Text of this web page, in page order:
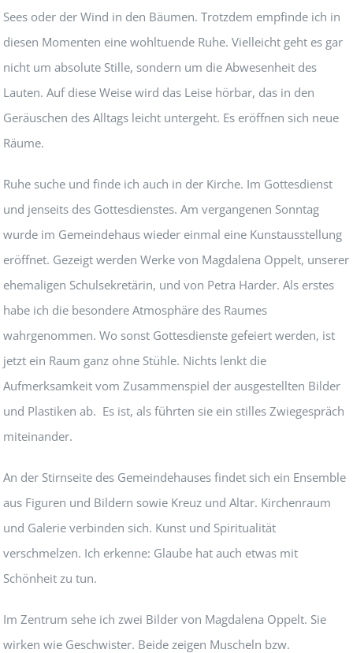
Sees oder der Wind in den Bäumen. Trotzdem empfinde ich in
diesen Momenten eine wohltuende Ruhe. Vielleicht geht es gar
nicht um absolute Stille, sondern um die Abwesenheit des
Lauten. Auf diese Weise wird das Leise hörbar, das in den
Geräuschen des Alltags leicht untergeht. Es eröffnen sich neue
Räume.
Ruhe suche und finde ich auch in der Kirche. Im Gottesdienst
und jenseits des Gottesdienstes. Am vergangenen Sonntag
wurde im Gemeindehaus wieder einmal eine Kunstausstellung
eröffnet. Gezeigt werden Werke von Magdalena Oppelt, unserer
ehemaligen Schulsekretärin, und von Petra Harder. Als erstes
habe ich die besondere Atmosphäre des Raumes
wahrgenommen. Wo sonst Gottesdienste gefeiert werden, ist
jetzt ein Raum ganz ohne Stühle. Nichts lenkt die
Aufmerksamkeit vom Zusammenspiel der ausgestellten Bilder
und Plastiken ab. Es ist, als führten sie ein stilles Zwiegespräch
miteinander.
An der Stirnseite des Gemeindehauses findet sich ein Ensemble
aus Figuren und Bildern sowie Kreuz und Altar. Kirchenraum
und Galerie verbinden sich. Kunst und Spiritualität
verschmelzen. Ich erkenne: Glaube hat auch etwas mit
Schönheit zu tun.
Im Zentrum sehe ich zwei Bilder von Magdalena Oppelt. Sie
wirken wie Geschwister. Beide zeigen Muscheln bzw.